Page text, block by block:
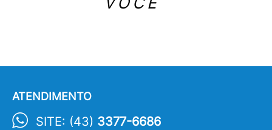
ATENDIMENTO
SITE: (43) 3377-6686